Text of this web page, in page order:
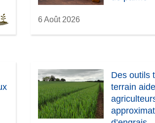
6 Août 2026
Des outils
terrain